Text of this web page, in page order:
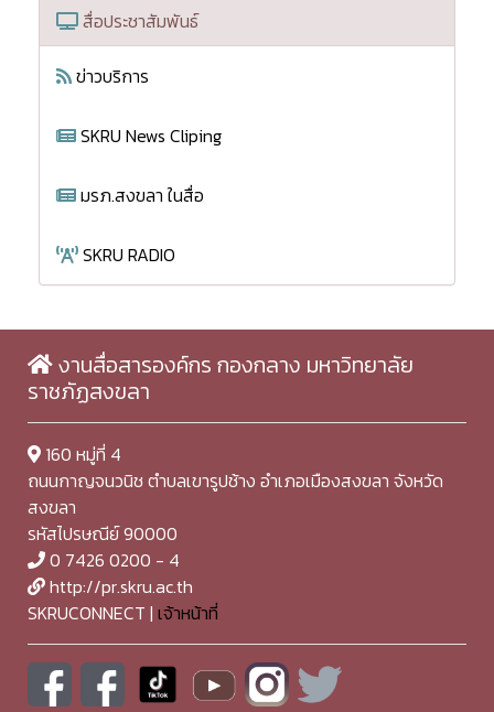
สื่อประชาสัมพันธ์
ข่าวบริการ
SKRU News Cliping
มรภ.สงขลา ในสื่อ
SKRU RADIO
งานสื่อสารองค์กร กองกลาง มหาวิทยาลัย
ราชภัฏสงขลา
160 หมู่ที่ 4
ถนนกาญจนวนิช ตำบลเขารูปช้าง อำเภอเมืองสงขลา จังหวัด
สงขลา
รหัสไปรษณีย์ 90000
0 7426 0200 - 4
http://pr.skru.ac.th
SKRUCONNECT | เจ้าหน้าที่